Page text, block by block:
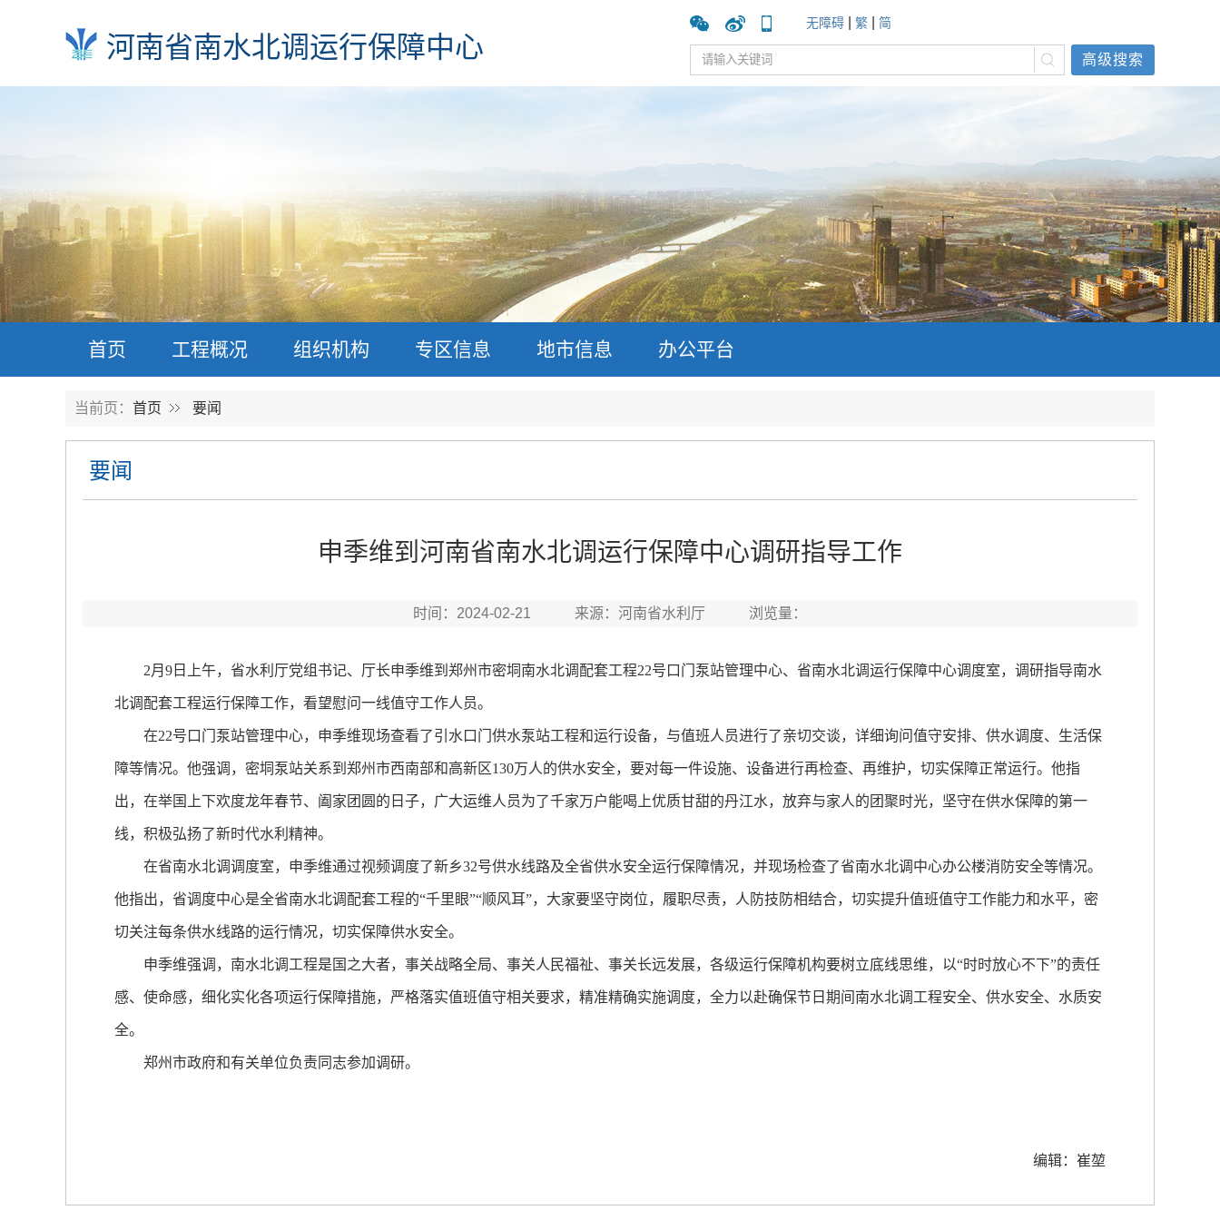
河南省南水北调运行保障中心
无障碍 繁 简
高级搜索
首页 工程概况 组织机构 专区信息 地市信息 办公平台
当前页： 首页 要闻
要闻
申季维到河南省南水北调运行保障中心调研指导工作
时间：2024-02-21 来源：河南省水利厅 浏览量：
2月9日上午，省水利厅党组书记、厅长申季维到郑州市密垌南水北调配套工程22号口门泵站管理中心、省南水北调运行保障中心调度室，调研指导南水
北调配套工程运行保障工作，看望慰问一线值守工作人员。
在22号口门泵站管理中心，申季维现场查看了引水口门供水泵站工程和运行设备，与值班人员进行了亲切交谈，详细询问值守安排、供水调度、生活保
障等情况。他强调，密垌泵站关系到郑州市西南部和高新区130万人的供水安全，要对每一件设施、设备进行再检查、再维护，切实保障正常运行。他指
出，在举国上下欢度龙年春节、阖家团圆的日子，广大运维人员为了千家万户能喝上优质甘甜的丹江水，放弃与家人的团聚时光，坚守在供水保障的第一
线，积极弘扬了新时代水利精神。
在省南水北调调度室，申季维通过视频调度了新乡32号供水线路及全省供水安全运行保障情况，并现场检查了省南水北调中心办公楼消防安全等情况。
他指出，省调度中心是全省南水北调配套工程的“千里眼”“顺风耳”，大家要坚守岗位，履职尽责，人防技防相结合，切实提升值班值守工作能力和水平，密
切关注每条供水线路的运行情况，切实保障供水安全。
申季维强调，南水北调工程是国之大者，事关战略全局、事关人民福祉、事关长远发展，各级运行保障机构要树立底线思维，以“时时放心不下”的责任
感、使命感，细化实化各项运行保障措施，严格落实值班值守相关要求，精准精确实施调度，全力以赴确保节日期间南水北调工程安全、供水安全、水质安
全。
郑州市政府和有关单位负责同志参加调研。
编辑：崔堃